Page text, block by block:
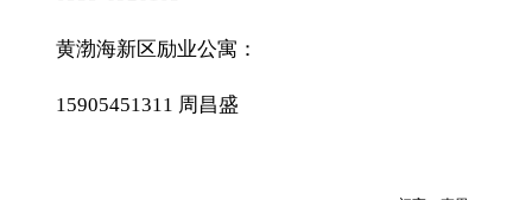
黄渤海新区励业公寓：
15905451311 周昌盛